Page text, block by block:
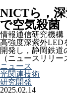
NICTら，
で空気殺菌
情報通信研究機構
高強度深紫外LED
開発し，静岡鉄道
（ニュースリリ
ニュース
光関連技術
研究開発
2025.02.14